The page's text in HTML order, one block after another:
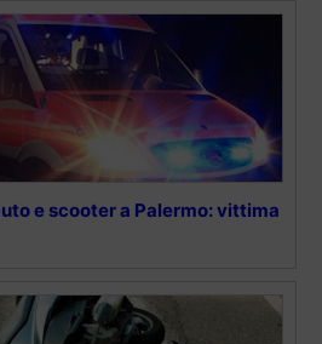
e scooter a Palermo: vittima